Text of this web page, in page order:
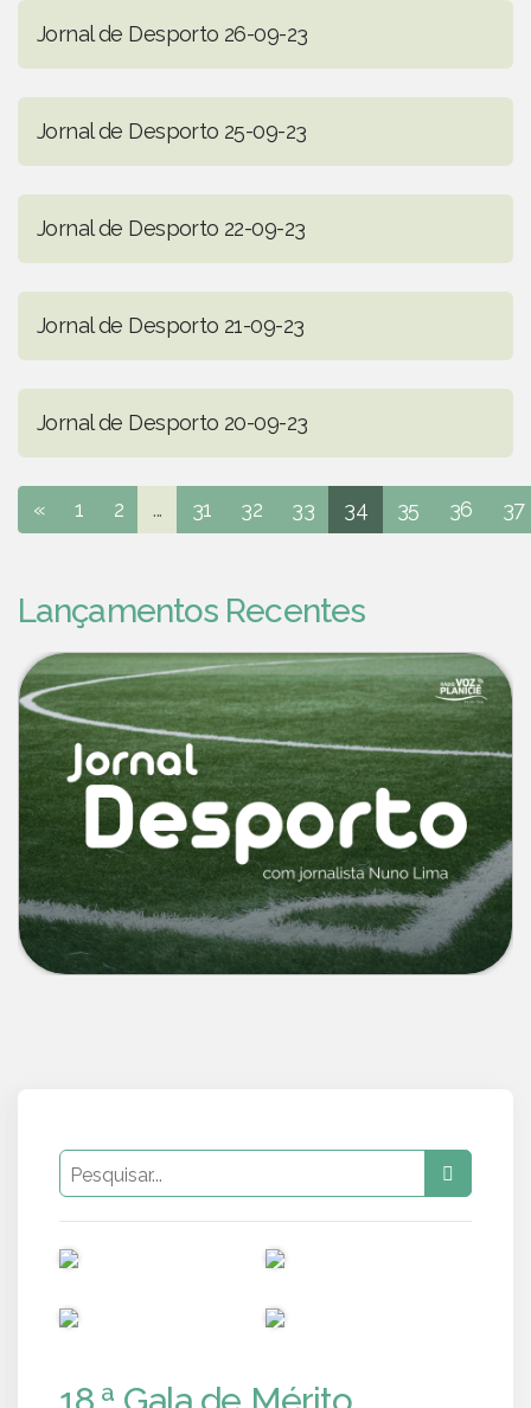
Jornal de Desporto 26-09-23
Jornal de Desporto 25-09-23
Jornal de Desporto 22-09-23
Jornal de Desporto 21-09-23
Jornal de Desporto 20-09-23
« 1 2 ... 31 32 33 34 35 36 37
Lançamentos Recentes